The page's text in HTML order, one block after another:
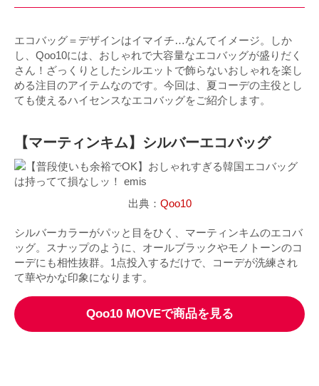
エコバッグ＝デザインはイマイチ…なんてイメージ。しか
し、Qoo10には、おしゃれで大容量なエコバッグが盛りだく
さん！ざっくりとしたシルエットで飾らないおしゃれを楽し
める注目のアイテムなのです。今回は、夏コーデの主役とし
ても使えるハイセンスなエコバッグをご紹介します。
【マーティンキム】シルバーエコバッグ
出典： Qoo10
シルバーカラーがパッと目をひく、マーティンキムのエコバ
ッグ。スナップのように、オールブラックやモノトーンのコ
ーデにも相性抜群。1点投入するだけで、コーデが洗練され
て華やかな印象になります。
Qoo10 MOVEで商品を見る